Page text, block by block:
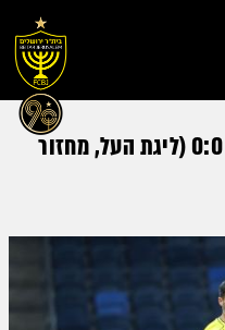
הפועל חיפה – בית״ר ירושלים 0:0 (ליגת העל, מחזור